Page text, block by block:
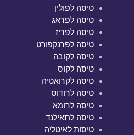
טיסה לפולין
טיסה לפראג
טיסה לפריז
טיסה לפרנקפורט
טיסה לקובה
טיסה לקוס
טיסה לקרואטיה
טיסה לרודוס
טיסה לרומא
טיסה לתאילנד
טיסות לאיטליה